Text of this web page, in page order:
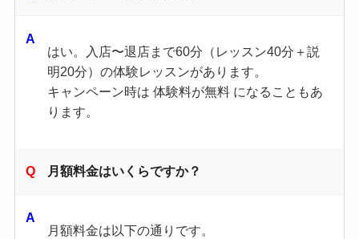
はい。入店〜退店まで60分（レッスン40分＋説
明20分）の体験レッスンがあります。
キャンペーン時は 体験料が無料 になることもあ
ります。
月額料金はいくらですか？
月額料金は以下の通りです。